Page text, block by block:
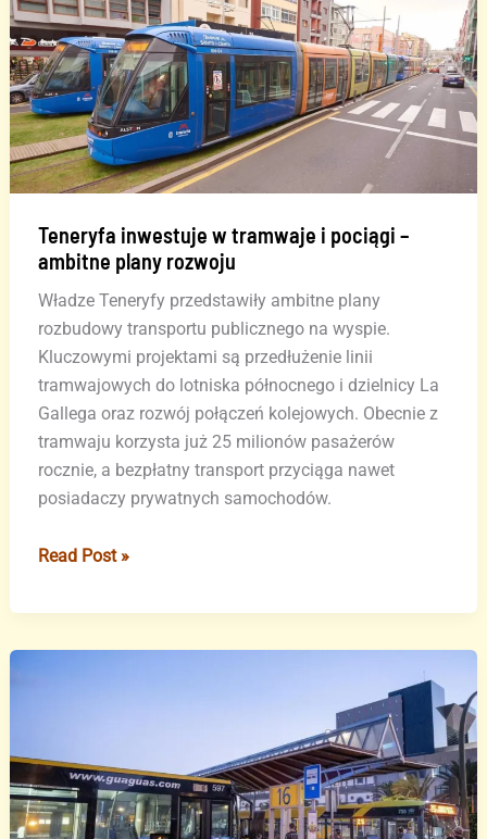
Teneryfa inwestuje w tramwaje i pociągi –
ambitne plany rozwoju
Władze Teneryfy przedstawiły ambitne plany
rozbudowy transportu publicznego na wyspie.
Kluczowymi projektami są przedłużenie linii
tramwajowych do lotniska północnego i dzielnicy La
Gallega oraz rozwój połączeń kolejowych. Obecnie z
tramwaju korzysta już 25 milionów pasażerów
rocznie, a bezpłatny transport przyciąga nawet
posiadaczy prywatnych samochodów.
Teneryfa
w
plany
rozwoju
Read Post »